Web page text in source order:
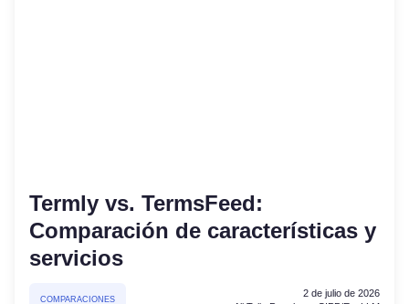
Termly vs. TermsFeed:
Comparación de características y
servicios
COMPARACIONES
2 de julio de 2026